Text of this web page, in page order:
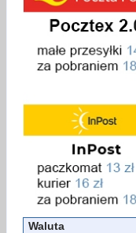
Waluta